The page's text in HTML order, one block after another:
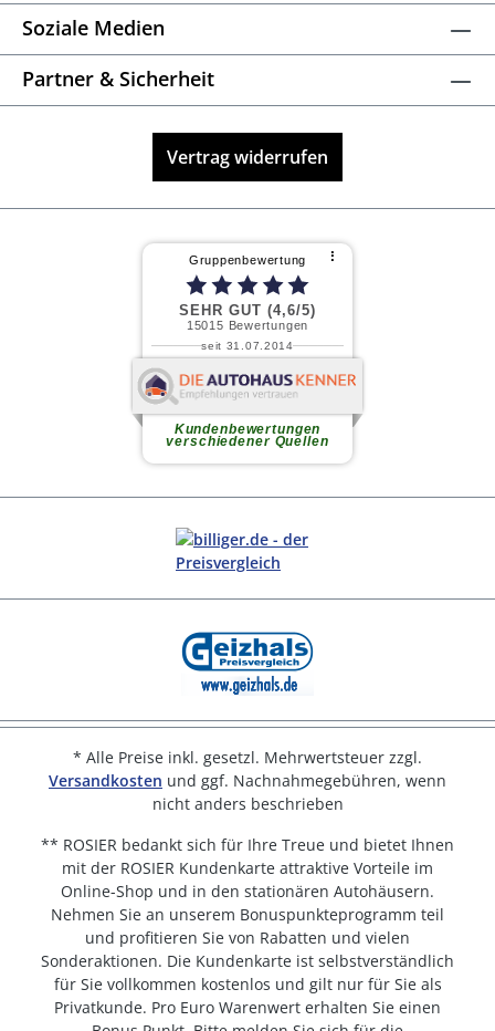
Soziale Medien
Partner & Sicherheit
Vertrag widerrufen
* Alle Preise inkl. gesetzl. Mehrwertsteuer zzgl.
Versandkosten und ggf. Nachnahmegebühren, wenn
nicht anders beschrieben
** ROSIER bedankt sich für Ihre Treue und bietet Ihnen
mit der ROSIER Kundenkarte attraktive Vorteile im
Online-Shop und in den stationären Autohäusern.
Nehmen Sie an unserem Bonuspunkteprogramm teil
und profitieren Sie von Rabatten und vielen
Sonderaktionen. Die Kundenkarte ist selbstverständlich
für Sie vollkommen kostenlos und gilt nur für Sie als
Privatkunde. Pro Euro Warenwert erhalten Sie einen